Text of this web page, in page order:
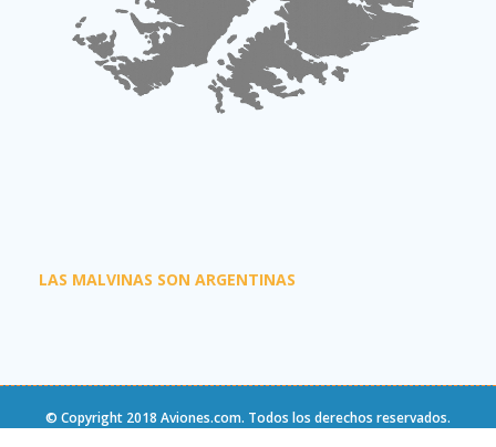
LAS MALVINAS SON ARGENTINAS
© Copyright 2018 Aviones.com. Todos los derechos reservados.